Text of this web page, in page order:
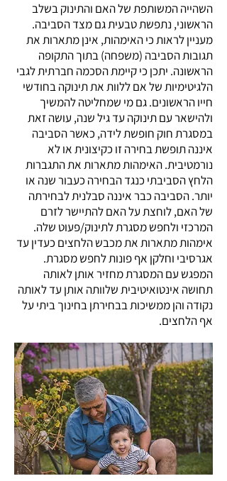
השהייה המשותפת של האם והתינוק בשלב
הראשוני, נתפשת טבעית גם מצד הסביבה.
מעניין לראות כי האימהות, אינן מתארות את
תגובות הסביבה (משפחה) בתוך התקופה
הראשונה. יתכן כי קיימת הסכמה חברתית לגבי
הלגיטימיות של אם ללוות את תינוקה בחודשי
חייו הראשונים. גם מי שמחליטה להמשיך
ולהישאר עם תינוקה עד גיל שנה, עושה זאת
במסגרת חוק חופשת לידה, כאשר הסביבה
איננה תופשת בחירה זו כקיצונית או לא
נורמטיבית. האימהות מתארות את התגברות
הלחץ הסביבתי כנגד הבחירה כעבור שנה או
יותר. הסביבה כבר איננה סבלנית לבחירתה
של האם, לוחצת על האם להתיישר לזרם
המרכזי ולחפש מסגרת לתינוק/פעוט שלה.
אימהות מתארות את מכבש הלחצים כעדין עד
אגרסיבי וחלקן אף פונות לחפש מסגרת.
המפגש עם המסגרת מחזיר אותן לאותה
תחושה אינטואיטיבית שלוותה אותן עד לאותה
נקודה והן ממשיכות בבחירתן בחינוך ביתי על
אף הלחצים.